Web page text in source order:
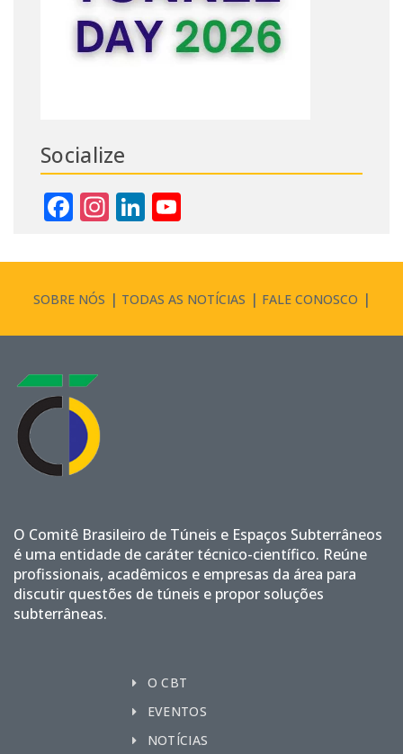
Socialize
Facebook
Instagram
LinkedIn
SOBRE NÓS TODAS AS NOTÍCIAS FALE CONOSCO
O Comitê Brasileiro de Túneis e Espaços Subterrâneos
é uma entidade de caráter técnico-científico. Reúne
profissionais, acadêmicos e empresas da área para
discutir questões de túneis e propor soluções
subterrâneas.
O CBT
EVENTOS
NOTÍCIAS